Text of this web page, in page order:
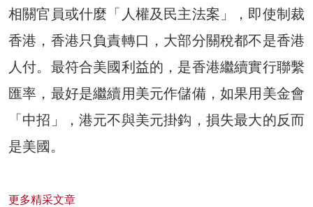
相關官員或什麼「人權及民主法案」，即使制裁
香港，香港只負責轉口，大部分關稅都不是香港
人付。最符合美國利益的，是香港繼續實行聯繫
匯率，最好是繼續用美元作儲備，如果用美金會
「中招」，港元不與美元掛鈎，損失最大的反而
是美國。
更多精采文章